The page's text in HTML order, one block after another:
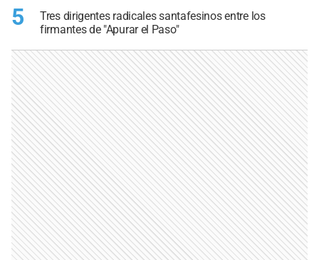
5
Tres dirigentes radicales santafesinos entre los
firmantes de "Apurar el Paso"